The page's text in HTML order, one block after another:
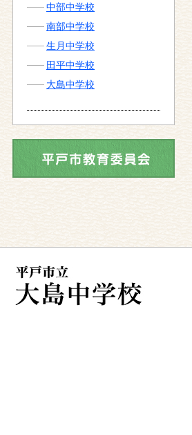
中部中学校
南部中学校
生月中学校
田平中学校
大島中学校